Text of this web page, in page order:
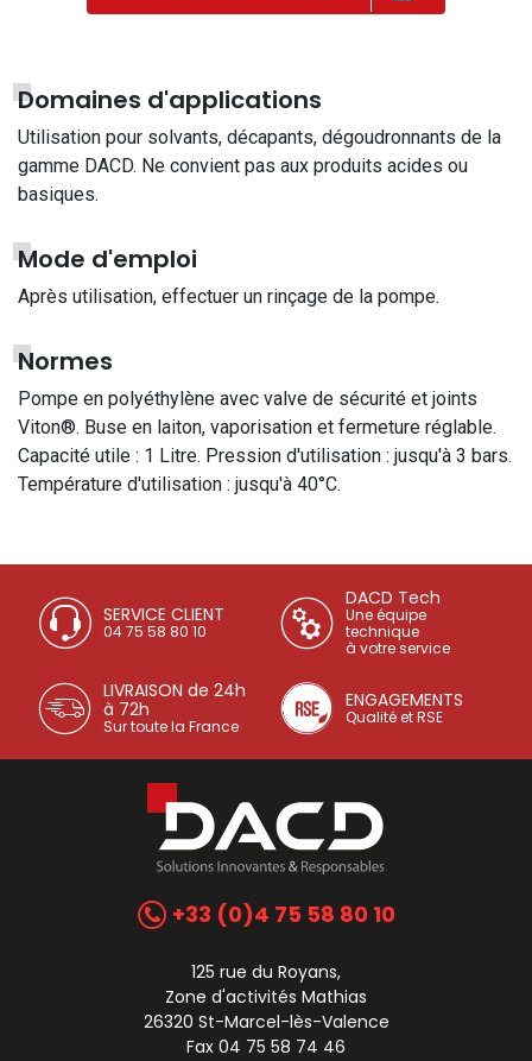
Domaines d'applications
Utilisation pour solvants, décapants, dégoudronnants de la
gamme DACD. Ne convient pas aux produits acides ou
basiques.
Mode d'emploi
Après utilisation, effectuer un rinçage de la pompe.
Normes
Pompe en polyéthylène avec valve de sécurité et joints
Viton®. Buse en laiton, vaporisation et fermeture réglable.
Capacité utile : 1 Litre. Pression d'utilisation : jusqu'à 3 bars.
Température d'utilisation : jusqu'à 40°C.
SERVICE CLIENT
04 75 58 80 10
DACD Tech
Une équipe
technique
à votre service
LIVRAISON de 24h
à 72h
Sur toute la France
ENGAGEMENTS
Qualité et RSE
+33 (0)4 75 58 80 10
125 rue du Royans,
Zone d'activités Mathias
26320 St-Marcel-lès-Valence
Fax 04 75 58 74 46